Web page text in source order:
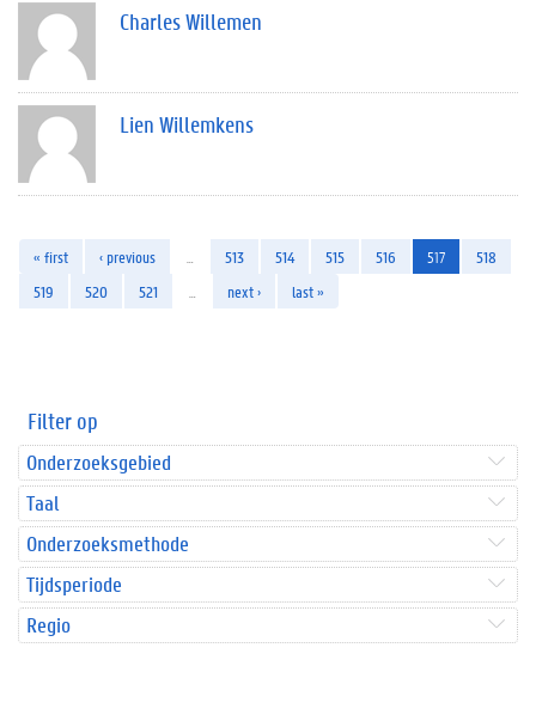
Charles Willemen
Lien Willemkens
« first ‹ previous 513 514 515 516 517
518
519
520 521 next › last »
Filter op
Onderzoeksgebied
Taal
Onderzoeksmethode
Tijdsperiode
Regio